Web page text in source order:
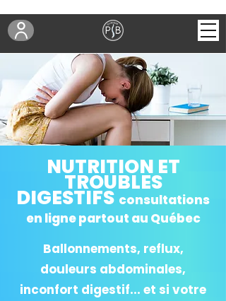
NUTRITION ET
TROUBLES
DIGESTIFS consultations
en ligne partout au Québec
Ballonnements, reflux,
douleurs abdominales,
inconfort digestif... et si votre